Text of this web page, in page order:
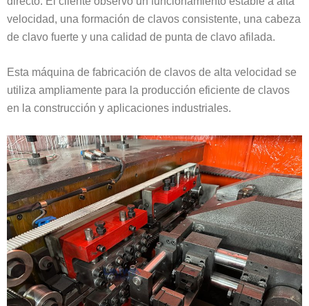
velocidad, una formación de clavos consistente, una cabeza
de clavo fuerte y una calidad de punta de clavo afilada.
Esta máquina de fabricación de clavos de alta velocidad se
utiliza ampliamente para la producción eficiente de clavos
en la construcción y aplicaciones industriales.